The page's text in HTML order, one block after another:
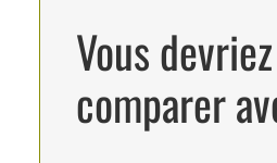
Vous
comparer